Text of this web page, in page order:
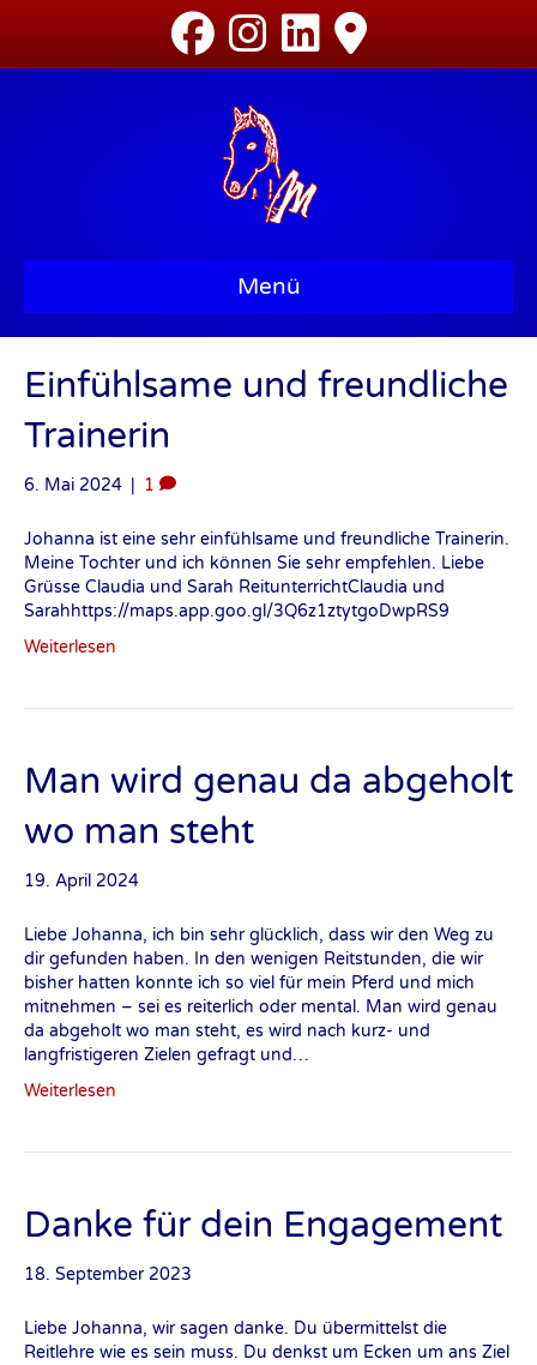
Menü
Einfühlsame und freundliche
Trainerin
6. Mai 2024 | 1
Johanna ist eine sehr einfühlsame und freundliche Trainerin.
Meine Tochter und ich können Sie sehr empfehlen. Liebe
Grüsse Claudia und Sarah ReitunterrichtClaudia und
Sarahhttps://maps.app.goo.gl/3Q6z1ztytgoDwpRS9
Weiterlesen
Man wird genau da abgeholt
wo man steht
19. April 2024
Liebe Johanna, ich bin sehr glücklich, dass wir den Weg zu
dir gefunden haben. In den wenigen Reitstunden, die wir
bisher hatten konnte ich so viel für mein Pferd und mich
mitnehmen – sei es reiterlich oder mental. Man wird genau
da abgeholt wo man steht, es wird nach kurz- und
langfristigeren Zielen gefragt und…
Weiterlesen
Danke für dein Engagement
18. September 2023
Liebe Johanna, wir sagen danke. Du übermittelst die
Reitlehre wie es sein muss. Du denkst um Ecken um ans Ziel